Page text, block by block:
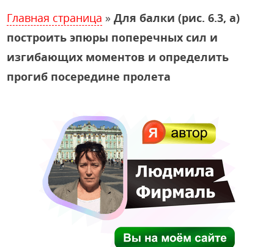
Главная страница »Для балки (рис. 6.3, а)
построить эпюры поперечных сил и
изгибающих моментов и определить
прогиб посередине пролета